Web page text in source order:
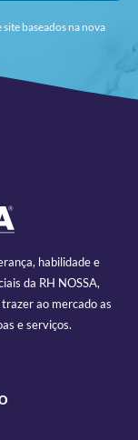
site baseados na nova
habilidade e
da RH NOSSA,
ao mercado as
e serviços.